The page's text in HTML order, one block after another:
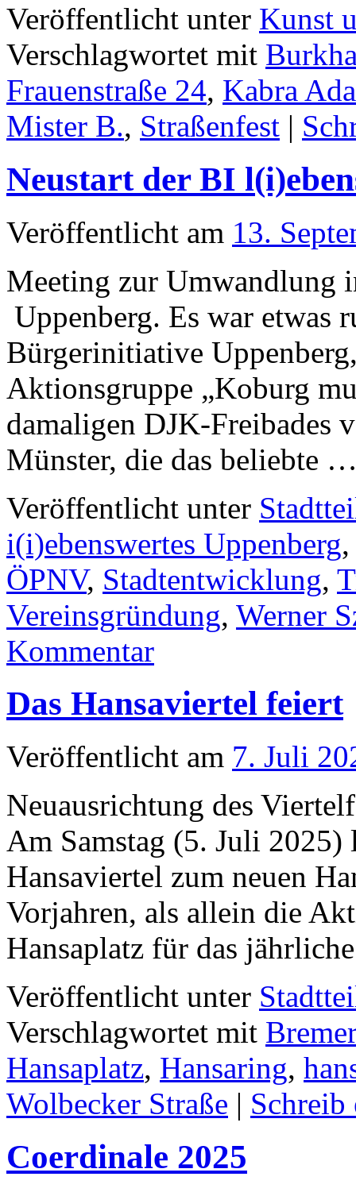
Veröffentlicht unter Kunst
Verschlagwortet mit
Frauenstraße 24, Kabra
Mister B., Straßenfest |
Neustart der BI
Veröffentlicht am 13.
Meeting zur Umwandlung
Uppenberg. Es war etwas
Bürgerinitiative
Aktionsgruppe „Koburg
damaligen DJK-Freibades
Münster, die das beliebte
Veröffentlicht unter
i(i)ebenswertes Uppenberg
ÖPNV, Stadtentwicklung,
Vereinsgründung, Werner
Kommentar
Das Hansaviertel feiert
Veröffentlicht am 7. Juli
Neuausrichtung des
Am Samstag (5. Juli
Hansaviertel zum neuen
Vorjahren, als allein die
Hansaplatz für das
Veröffentlicht unter
Verschlagwortet mit
Hansaplatz, Hansaring,
Wolbecker Straße | Schreib
Coerdinale 2025